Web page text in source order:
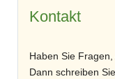
Kontakt
Haben Sie
Dann schreiben